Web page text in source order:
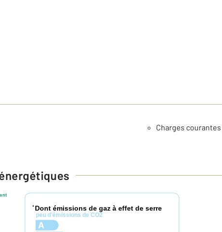
Charges courantes
* Dont émissions de gaz à effet de serre
peu d'émissions de CO2